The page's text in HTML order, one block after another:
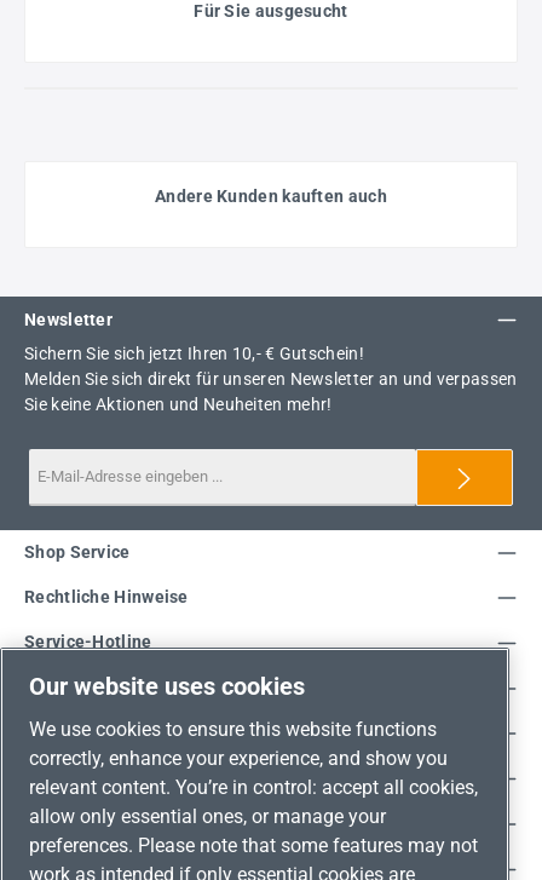
Für Sie ausgesucht
Andere Kunden kauften auch
Newsletter
Sichern Sie sich jetzt Ihren 10,- € Gutschein!
Melden Sie sich direkt für unseren Newsletter an und verpassen
Sie keine Aktionen und Neuheiten mehr!
Service-Hotline
Shop Service
Rechtliche Hinweise
Unsere Vorteile
Versandarten
Zahlungsarten
Adresse
Umweltschutz & Partnerschaft
Our website uses cookies
We use cookies to ensure this website functions
correctly, enhance your experience, and show you
relevant content. You’re in control: accept all cookies,
allow only essential ones, or manage your
preferences. Please note that some features may not
work as intended if only essential cookies are